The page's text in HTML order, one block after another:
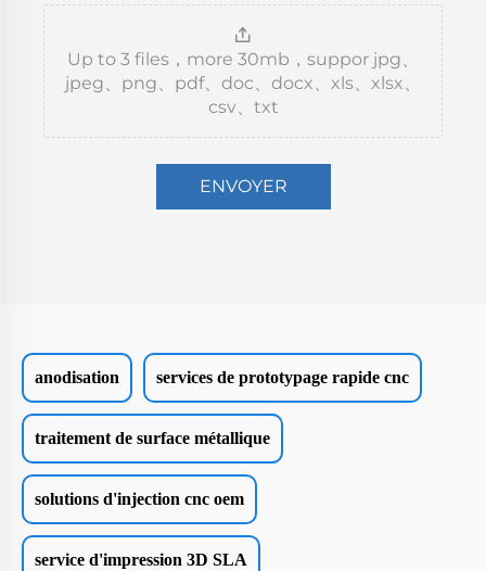
Up to 3 files，more 30mb，suppor jpg、
jpeg、png、pdf、doc、docx、xls、xlsx、
csv、txt
ENVOYER
anodisation services de prototypage rapide cnc
traitement de surface métallique
solutions d'injection cnc oem
service d'impression 3D SLA